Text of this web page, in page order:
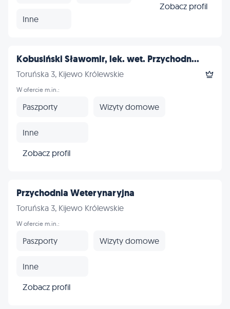
Inne
Zobacz profil
Kobusiński Sławomir, lek. wet. Przychodn...
Toruńska 3, Kijewo Królewskie
W ofercie m.in.:
Paszporty Wizyty domowe
Inne
Zobacz profil
Przychodnia Weterynaryjna
Toruńska 3, Kijewo Królewskie
W ofercie m.in.:
Paszporty Wizyty domowe
Inne
Zobacz profil